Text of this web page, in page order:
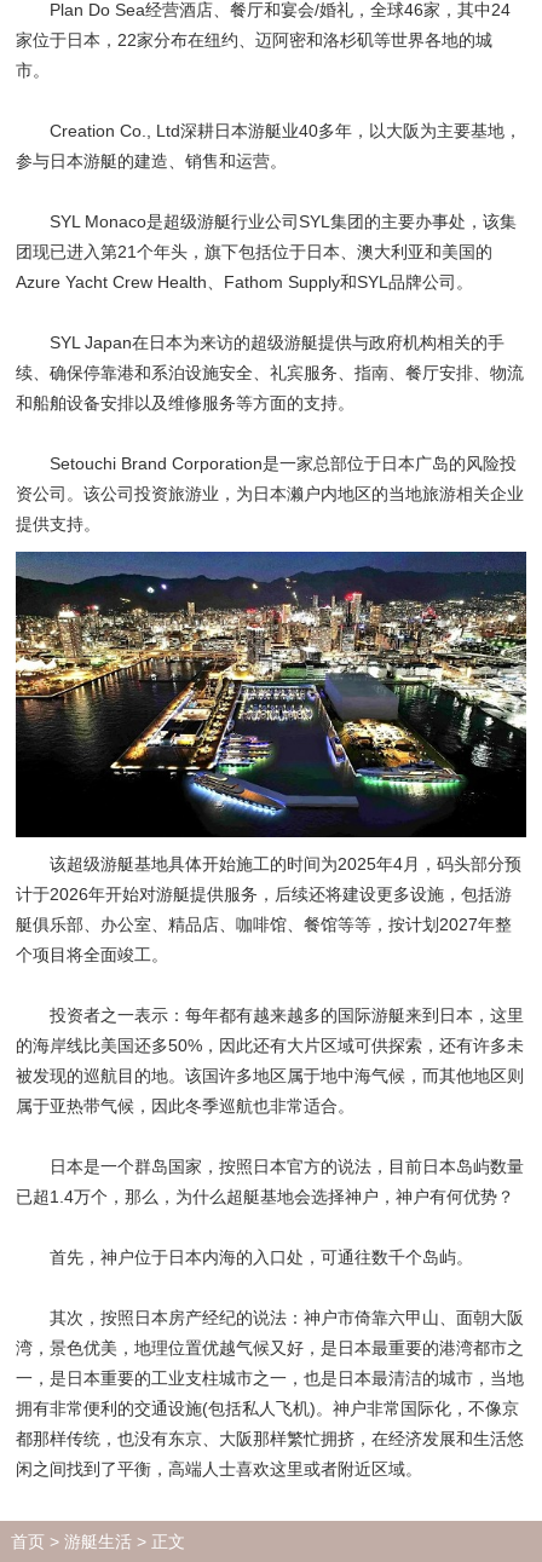
Plan Do Sea经营酒店、餐厅和宴会/婚礼，全球46家，其中24
家位于日本，22家分布在纽约、迈阿密和洛杉矶等世界各地的城
市。
Creation Co., Ltd深耕日本游艇业40多年，以大阪为主要基地，
参与日本游艇的建造、销售和运营。
SYL Monaco是超级游艇行业公司SYL集团的主要办事处，该集
团现已进入第21个年头，旗下包括位于日本、澳大利亚和美国的
Azure Yacht Crew Health、Fathom Supply和SYL品牌公司。
SYL Japan在日本为来访的超级游艇提供与政府机构相关的手
续、确保停靠港和系泊设施安全、礼宾服务、指南、餐厅安排、物流
和船舶设备安排以及维修服务等方面的支持。
Setouchi Brand Corporation是一家总部位于日本广岛的风险投
资公司。该公司投资旅游业，为日本濑户内地区的当地旅游相关企业
提供支持。
该超级游艇基地具体开始施工的时间为2025年4月，码头部分预
计于2026年开始对游艇提供服务，后续还将建设更多设施，包括游
艇俱乐部、办公室、精品店、咖啡馆、餐馆等等，按计划2027年整
个项目将全面竣工。
投资者之一表示：每年都有越来越多的国际游艇来到日本，这里
的海岸线比美国还多50%，因此还有大片区域可供探索，还有许多未
被发现的巡航目的地。该国许多地区属于地中海气候，而其他地区则
属于亚热带气候，因此冬季巡航也非常适合。
日本是一个群岛国家，按照日本官方的说法，目前日本岛屿数量
已超1.4万个，那么，为什么超艇基地会选择神户，神户有何优势？
首先，神户位于日本内海的入口处，可通往数千个岛屿。
其次，按照日本房产经纪的说法：神户市倚靠六甲山、面朝大阪
湾，景色优美，地理位置优越气候又好，是日本最重要的港湾都市之
一，是日本重要的工业支柱城市之一，也是日本最清洁的城市，当地
拥有非常便利的交通设施(包括私人飞机)。神户非常国际化，不像京
都那样传统，也没有东京、大阪那样繁忙拥挤，在经济发展和生活悠
闲之间找到了平衡，高端人士喜欢这里或者附近区域。
首页> 游艇生活> 正文